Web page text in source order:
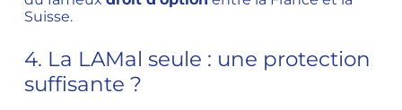
Suisse.
4. La LAMal seule : une protection
suffisante ?